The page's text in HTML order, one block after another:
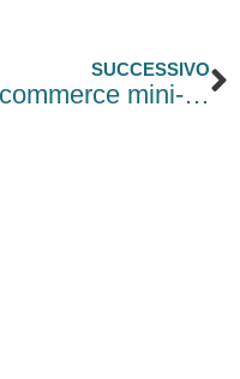
SUCCESSIVO
E-commerce mini-pacchi extra-UE: incentivi sui controlli doganali